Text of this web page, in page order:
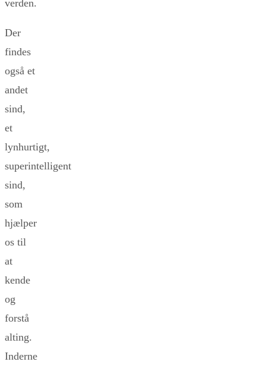
verden.
Der
findes
også et
andet
sind,
et
lynhurtigt,
superintelligent
sind,
som
hjælper
os til
at
kende
og
forstå
alting.
Inderne